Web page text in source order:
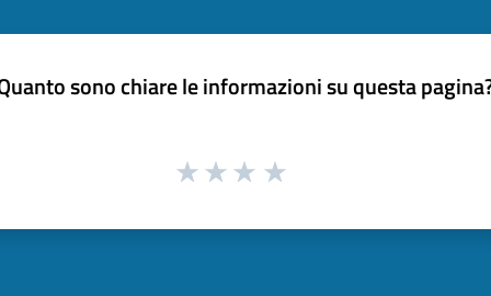
sono chiare le informazioni su questa